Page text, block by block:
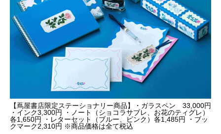
【蔦屋書店限定ステーショナリー商品】・ガラスペン 33,000円
・インク3,300円 ・ノート（ショコラサブレ、お花のティグレ）
各1,650円 ・レターセット（ブルー、ピンク）各1,485円 ・ブッ
クマーク2,310円 ※商品価格は全て税込